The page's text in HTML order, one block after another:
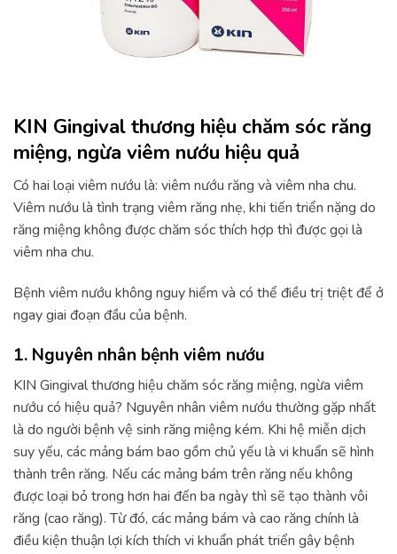
KIN Gingival thương hiệu chăm sóc răng
miệng, ngừa viêm nướu hiệu quả
Có hai loại viêm nướu là: viêm nướu răng và viêm nha chu.
Viêm nướu là tình trạng viêm răng nhẹ, khi tiến triển nặng do
răng miệng không được chăm sóc thích hợp thì được gọi là
viêm nha chu.
Bệnh viêm nướu không nguy hiểm và có thể điều trị triệt để ở
ngay giai đoạn đầu của bệnh.
1. Nguyên nhân bệnh viêm nướu
KIN Gingival thương hiệu chăm sóc răng miệng, ngừa viêm
nướu có hiệu quả? Nguyên nhân viêm nướu thường gặp nhất
là do người bệnh vệ sinh răng miệng kém. Khi hệ miễn dịch
suy yếu, các mảng bám bao gồm chủ yếu là vi khuẩn sẽ hình
thành trên răng. Nếu các mảng bám trên răng nếu không
được loại bỏ trong hơn hai đến ba ngày thì sẽ tạo thành vôi
răng (cao răng). Từ đó, các mảng bám và cao răng chính là
điều kiện thuận lợi kích thích vi khuẩn phát triển gây bệnh